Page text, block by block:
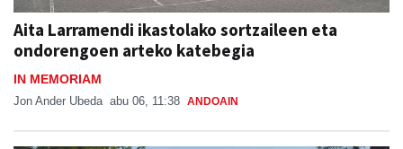
Aita Larramendi ikastolako sortzaileen eta
ondorengoen arteko katebegia
IN MEMORIAM
Jon Ander Ubeda abu 06, 11:38 ANDOAIN